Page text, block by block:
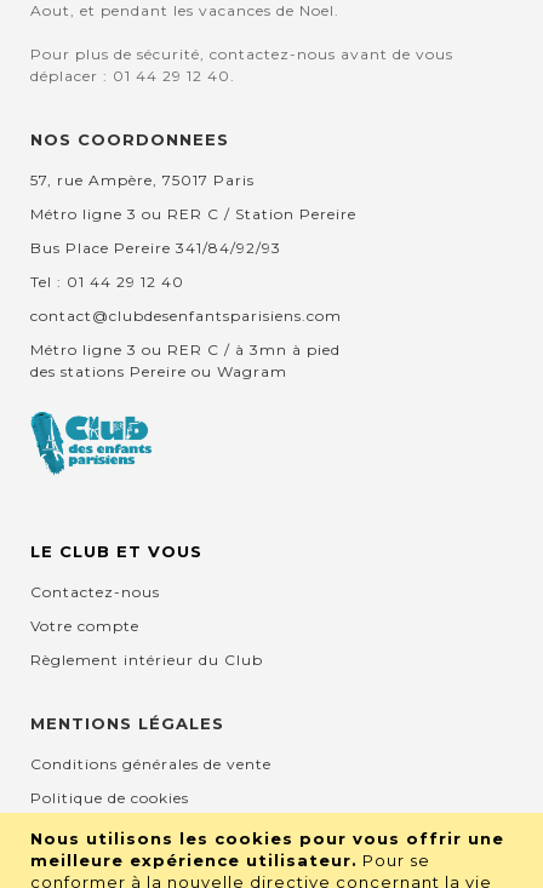
Nous utilisons les cookies pour vous offrir une
meilleure expérience utilisateur. Pour se
conformer à la nouvelle directive concernant la vie
Aout, et pendant les vacances de Noel.
Pour plus de sécurité, contactez-nous avant de vous
déplacer : 01 44 29 12 40.
NOS COORDONNEES
57, rue Ampère, 75017 Paris
Métro ligne 3 ou RER C / Station Pereire
Bus Place Pereire 341/84/92/93
Tel : 01 44 29 12 40
contact@clubdesenfantsparisiens.com
Métro ligne 3 ou RER C / à 3mn à pied
des stations Pereire ou Wagram
LE CLUB ET VOUS
Contactez-nous
Votre compte
Règlement intérieur du Club
MENTIONS LÉGALES
Conditions générales de vente
Politique de cookies
Mentions légales et CGU
Protection de la vie privée